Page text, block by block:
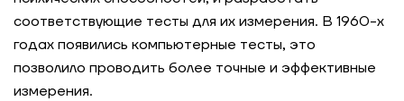
соответствующие тесты для их измерения. В 1960-х
годах появились компьютерные тесты, это
позволило проводить более точные и эффективные
измерения.